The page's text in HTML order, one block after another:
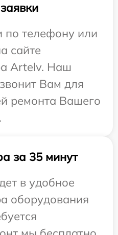
по телефону или
сайте
Artelv. Наш
Вам для
ремонта Вашего
за 35 минут
в удобное
оборудования